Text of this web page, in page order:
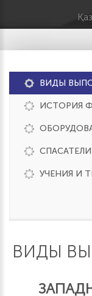
ВИДЫ
ИСТОРИЯ
СПАСАТЕЛИ
УЧЕНИЯ И
ВИДЫ